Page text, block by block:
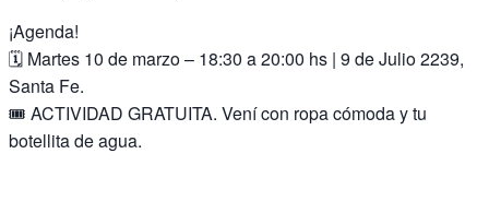
¡Agenda!
🗓️ Martes 10 de marzo – 18:30 a 20:00 hs | 9 de Julio 2239,
Santa Fe.
🎟️ ACTIVIDAD GRATUITA. Vení con ropa cómoda y tu
botellita de agua.